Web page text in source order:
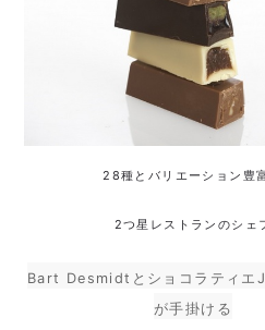
28種とバリエーション豊
2つ星レストランのシェ
Bart Desmidtとショコラティ
が手掛ける